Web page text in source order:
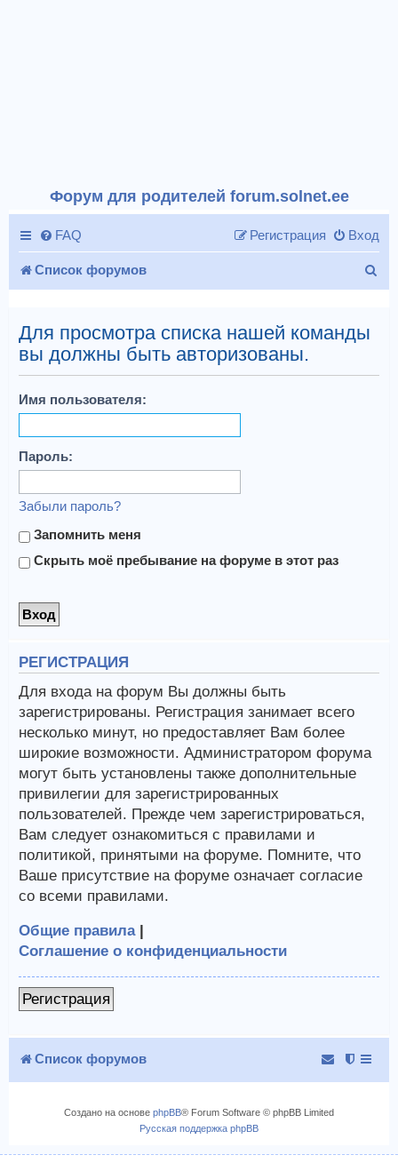
Форум для родителей forum.solnet.ee
FAQ Вход
Регистрация
Список форумов
Для просмотра списка нашей команды
вы должны быть авторизованы.
Имя пользователя:
Пароль:
Забыли пароль?
Запомнить меня
Скрыть моё пребывание на форуме в этот раз
РЕГИСТРАЦИЯ
Для входа на форум Вы должны быть
зарегистрированы. Регистрация занимает всего
несколько минут, но предоставляет Вам более
широкие возможности. Администратором форума
могут быть установлены также дополнительные
привилегии для зарегистрированных
пользователей. Прежде чем зарегистрироваться,
Вам следует ознакомиться с правилами и
политикой, принятыми на форуме. Помните, что
Ваше присутствие на форуме означает согласие
со всеми правилами.
Общие правила|
Соглашение о конфиденциальности
Регистрация
Список форумов
Создано на основе phpBB® Forum Software © phpBB Limited
Русская поддержка phpBB